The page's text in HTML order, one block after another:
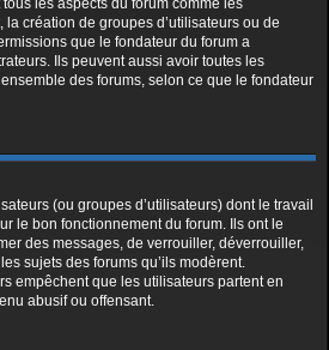
les aspects du forum comme les
création de groupes d’utilisateurs ou de
que le fondateur du forum a
Ils peuvent aussi avoir toutes les
des forums, selon ce que le fondateur
(ou groupes d’utilisateurs) dont le travail
le bon fonctionnement du forum. Ils ont le
des messages, de verrouiller, déverrouiller,
sujets des forums qu’ils modèrent.
empêchent que les utilisateurs partent en
abusif ou offensant.